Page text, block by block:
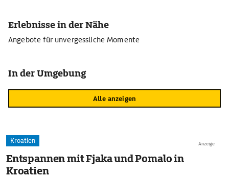
Erlebnisse in der Nähe
Angebote für unvergessliche Momente
In der Umgebung
Alle anzeigen
Anzeige
Kroatien
Entspannen mit Fjaka und Pomalo in
Kroatien